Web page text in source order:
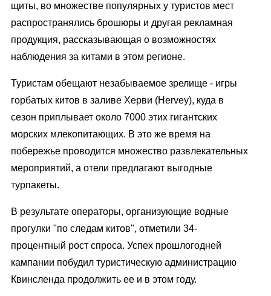
щиты, во множестве популярных у туристов мест
распространялись брошюры и другая рекламная
продукция, рассказывающая о возможностях
наблюдения за китами в этом регионе.
Туристам обещают незабываемое зрелище - игры
горбатых китов в заливе Херви (Hervey), куда в
сезон приплывает около 7000 этих гигантских
морских млекопитающих. В это же время на
побережье проводится множество развлекательных
мероприятий, а отели предлагают выгодные
турпакеты.
В результате операторы, организующие водные
прогулки "по следам китов", отметили 34-
процентный рост спроса. Успех прошлогодней
кампании побудил туристическую администрацию
Квинсленда продолжить ее и в этом году.